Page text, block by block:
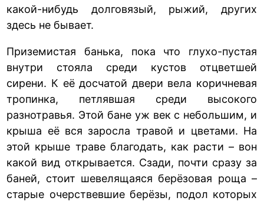
какой-нибудь долговязый, рыжий, других
здесь не бывает.
Приземистая банька, пока что глухо-пустая
внутри стояла среди кустов отцветшей
сирени. К её досчатой двери вела коричневая
тропинка, петлявшая среди высокого
разнотравья. Этой бане уж век с небольшим, и
крыша её вся заросла травой и цветами. На
этой крыше траве благодать, как расти – вон
какой вид открывается. Сзади, почти сразу за
баней, стоит шевелящаяся берёзовая роща –
старые очерствевшие берёзы, подол которых